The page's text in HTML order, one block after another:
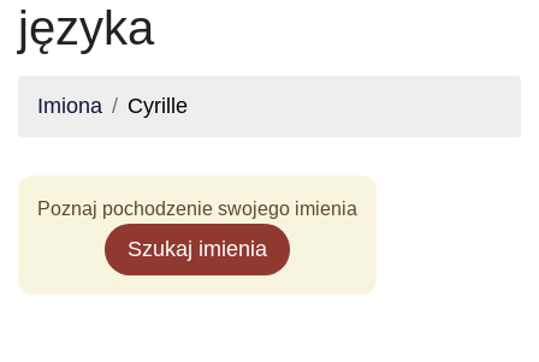
języka
Imiona Cyrille
Poznaj pochodzenie swojego imienia
Szukaj imienia